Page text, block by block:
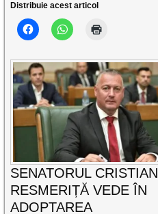
Distribuie acest articol
SENATORUL CRISTIAN
RESMERIȚĂ VEDE ÎN
ADOPTAREA